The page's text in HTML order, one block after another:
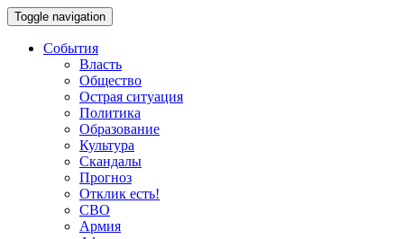
Toggle navigation
События
Власть
Общество
Острая ситуация
Политика
Образование
Культура
Скандалы
Прогноз
Отклик есть!
СВО
Армия